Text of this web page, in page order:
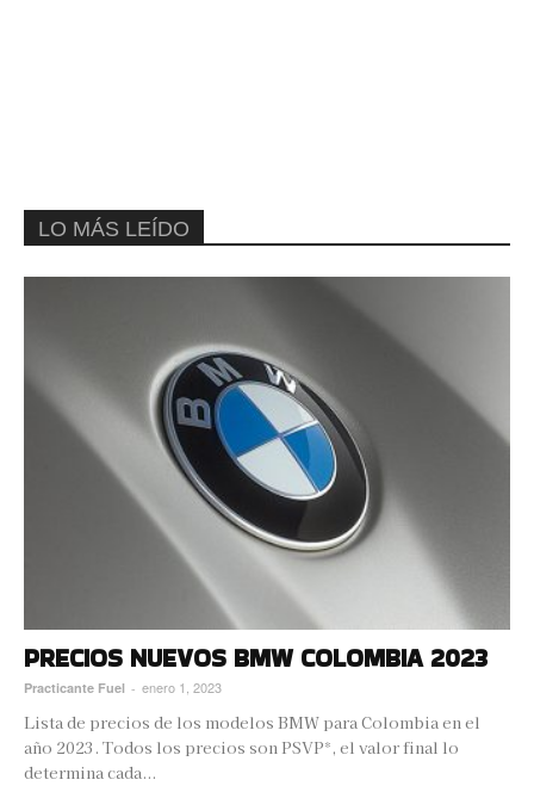
LO MÁS LEÍDO
PRECIOS NUEVOS BMW COLOMBIA 2023
Practicante Fuel - enero 1, 2023
Lista de precios de los modelos BMW para Colombia en el
año 2023. Todos los precios son PSVP*, el valor final lo
determina cada...